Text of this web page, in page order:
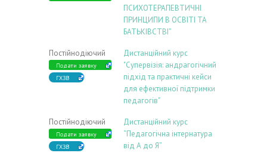
ПСИХОТЕРАПЕВТИЧНІ
ПРИНЦИПИ В ОСВІТІ ТА
БАТЬКІВСТВІ”
Постійнодіючий
Подати заявку
ГХЗВ
Дистанційний курс
"Супервізія: андрагогічний
підхід та практичні кейси
для ефективної підтримки
педагогів"
Постійнодіючий
Подати заявку
ГХЗВ
Дистанційний курс
“Педагогічна інтернатура
від А до Я”